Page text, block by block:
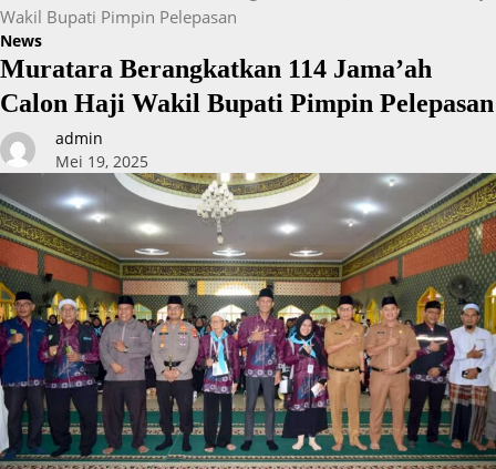
Wakil Bupati Pimpin Pelepasan
News
Muratara Berangkatkan 114 Jama’ah
Calon Haji Wakil Bupati Pimpin Pelepasan
admin
Mei 19, 2025